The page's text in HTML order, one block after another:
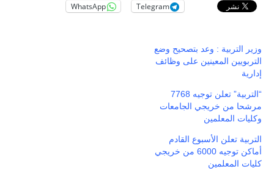
Telegram
WhatsApp
وزير التربية : وعد بتصحيح وضع
التربويين المعينين على وظائف
إدارية
“التربية” تعلن توجيه 7768
مرشحا من خريجي الجامعات
وكليات المعلمين
التربية تعلن الأسبوع القادم
أماكن توجيه 6000 من خريجي
كليات المعلمين